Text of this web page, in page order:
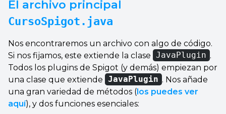
El archivo principal
CursoSpigot.java
Nos encontraremos un archivo con algo de código.
Si nos fijamos, este extiende la clase JavaPlugin .
Todos los plugins de Spigot (y demás) empiezan por
una clase que extiende JavaPlugin . Nos añade
una gran variedad de métodos (los puedes ver
aquí), y dos funciones esenciales: